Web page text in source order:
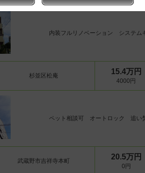
7分以内 10分以内 15分以内 指定
5年以内
追い焚き機能
内装フルリノベーション システ
杉並区松庵 15.4万円
4000円
ペット相談可 オートロック 追
武蔵野市吉祥寺本町 20.5万円
0円